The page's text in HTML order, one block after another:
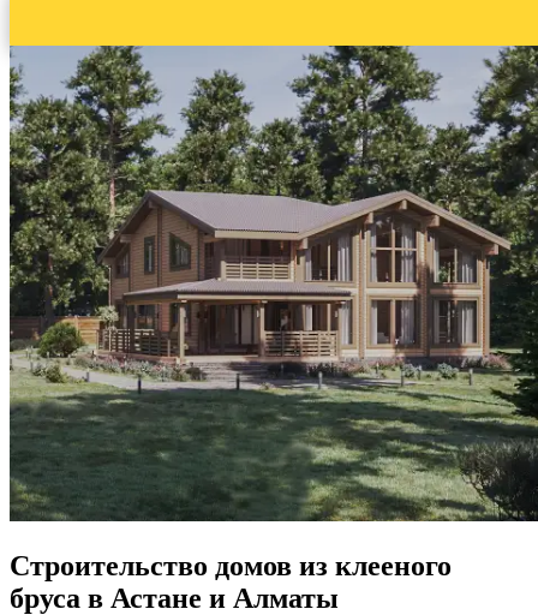
Строительство домов из клееного
бруса в Астане и Алматы